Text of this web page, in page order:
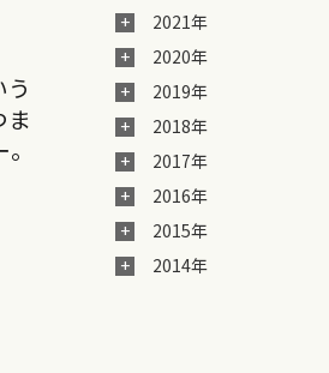
ま
2021年
2020年
2019年
2018年
2017年
2016年
2015年
2014年